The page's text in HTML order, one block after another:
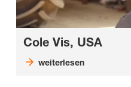
Cole Vis, USA
weiterlesen